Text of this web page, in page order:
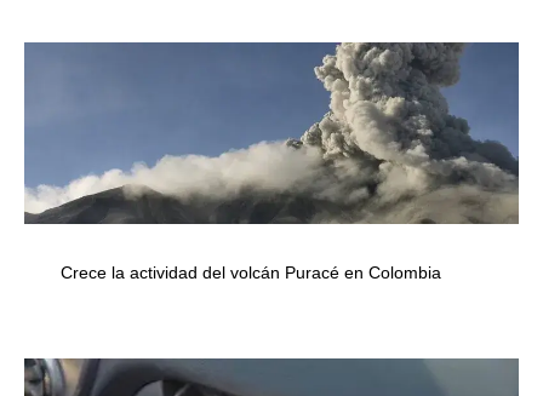
Crece la actividad del volcán Puracé en Colombia